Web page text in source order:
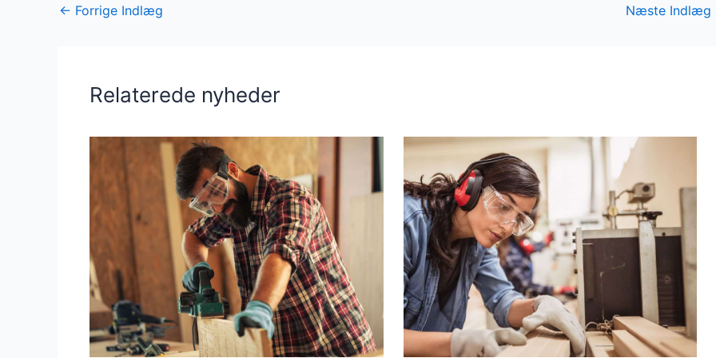
← Forrige Indlæg Næste Indlæg
Relaterede nyheder